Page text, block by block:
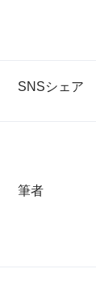
SNSシェア
筆者